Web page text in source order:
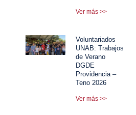
Ver más >>
Voluntariados
UNAB: Trabajos
de Verano
DGDE
Providencia –
Teno 2026
Ver más >>